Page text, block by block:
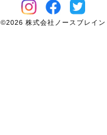
©2026 株式会社ノースブレイン